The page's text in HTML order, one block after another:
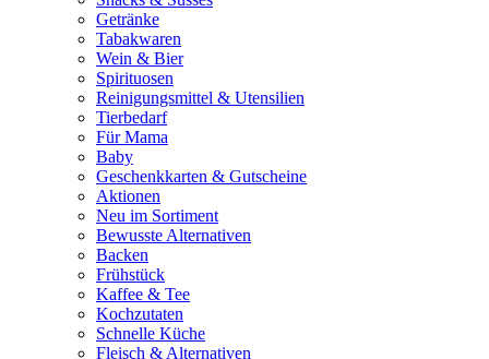
Getränke
Tabakwaren
Wein & Bier
Spirituosen
Reinigungsmittel & Utensilien
Tierbedarf
Für Mama
Baby
Geschenkkarten & Gutscheine
Aktionen
Neu im Sortiment
Bewusste Alternativen
Backen
Frühstück
Kaffee & Tee
Kochzutaten
Schnelle Küche
Fleisch & Alternativen